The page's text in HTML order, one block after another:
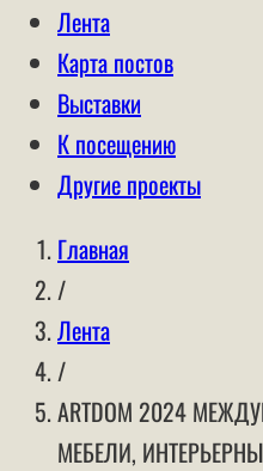
Лента
Карта постов
Выставки
К посещению
Другие проекты
Главная
/
Лента
/
ARTDOM 2024
МЕБЕЛИ,